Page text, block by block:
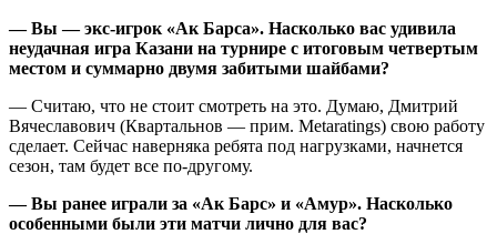
— Вы — экс-игрок «Ак Барса». Насколько вас удивила
неудачная игра Казани на турнире с итоговым четвертым
местом и суммарно двумя забитыми шайбами?
— Считаю, что не стоит смотреть на это. Думаю, Дмитрий
Вячеславович (Квартальнов — прим. Metaratings) свою работу
сделает. Сейчас наверняка ребята под нагрузками, начнется
сезон, там будет все по-другому.
— Вы ранее играли за «Ак Барс» и «Амур». Насколько
особенными были эти матчи лично для вас?